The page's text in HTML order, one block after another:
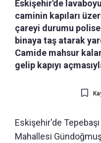
Eskişehir'de
caminin kapıları
çareyi durumu
binaya taş atarak
Camide mahsur
gelip kapıyı
Eskişehir'de
Mahallesi